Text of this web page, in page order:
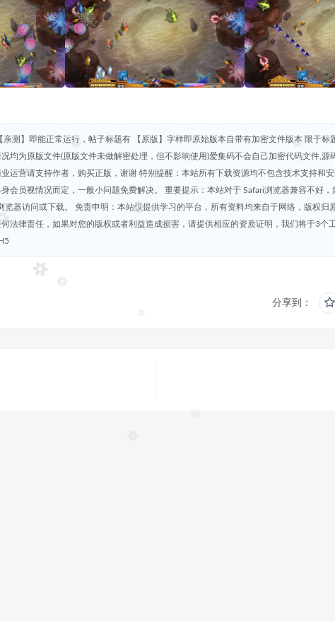
测】即能正常运行，帖子标题有 【原版】字样即原始版本自带有加密文件版本 限于标
均为原版文件(原版文件未做解密处理，但不影响使用)爱集码不会自己加密代码文件,源
运营请支持作者，购买正版，谢谢 特别提醒：本站所有下载资源均不包含技术支持和
会员视情况而定，一般小问题免费解决。 重要提示：本站对于 Safari浏览器兼容不好，
器访问或下载。 免责申明：本站仅提供学习的平台，所有资料均来自于网络，版权归
法律责任，如果对您的版权或者利益造成损害，请提供相应的资质证明，我们将于3个
分享到：